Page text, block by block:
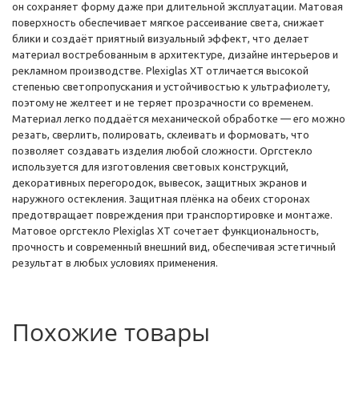
он сохраняет форму даже при длительной эксплуатации. Матовая
поверхность обеспечивает мягкое рассеивание света, снижает
блики и создаёт приятный визуальный эффект, что делает
материал востребованным в архитектуре, дизайне интерьеров и
рекламном производстве. Plexiglas XT отличается высокой
степенью светопропускания и устойчивостью к ультрафиолету,
поэтому не желтеет и не теряет прозрачности со временем.
Материал легко поддаётся механической обработке — его можно
резать, сверлить, полировать, склеивать и формовать, что
позволяет создавать изделия любой сложности. Оргстекло
используется для изготовления световых конструкций,
декоративных перегородок, вывесок, защитных экранов и
наружного остекления. Защитная плёнка на обеих сторонах
предотвращает повреждения при транспортировке и монтаже.
Матовое оргстекло Plexiglas XT сочетает функциональность,
прочность и современный внешний вид, обеспечивая эстетичный
результат в любых условиях применения.
Похожие товары